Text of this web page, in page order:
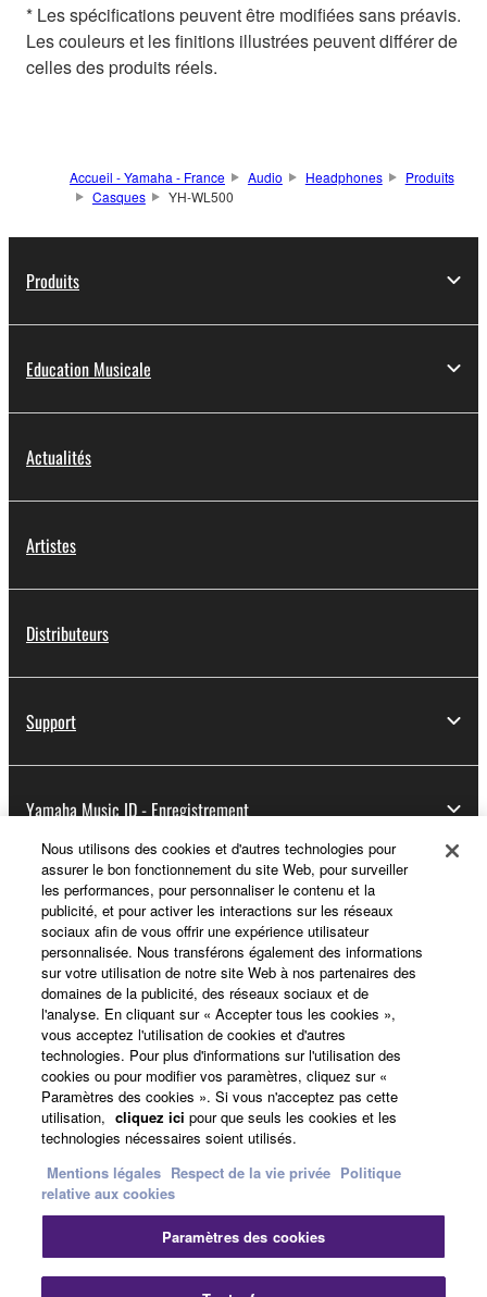
* Les spécifications peuvent être modifiées sans préavis.
Les couleurs et les finitions illustrées peuvent différer de
celles des produits réels.
Accueil - Yamaha - France Audio Headphones
Produits
Casques
YH-WL500
Produits
Education Musicale
Actualités
Artistes
Distributeurs
Support
Yamaha Music ID - Enregistrement
A propos de Yamaha
France - French
Professionnel
Nous contacter Conditions d'utilisation
Respect de la vie privéePolitique relative aux cookies
Mentions légales
Nous utilisons des cookies et d'autres technologies pour
assurer le bon fonctionnement du site Web, pour surveiller
les performances, pour personnaliser le contenu et la
publicité, et pour activer les interactions sur les réseaux
sociaux afin de vous offrir une expérience utilisateur
personnalisée. Nous transférons également des informations
sur votre utilisation de notre site Web à nos partenaires des
domaines de la publicité, des réseaux sociaux et de
l'analyse. En cliquant sur « Accepter tous les cookies »,
vous acceptez l'utilisation de cookies et d'autres
technologies. Pour plus d'informations sur l'utilisation des
cookies ou pour modifier vos paramètres, cliquez sur «
Paramètres des cookies ». Si vous n'acceptez pas cette
utilisation, cliquez ici pour que seuls les cookies et les
technologies nécessaires soient utilisés.
Mentions légales Respect de la vie privée Politique
relative aux cookies
Paramètres des cookies